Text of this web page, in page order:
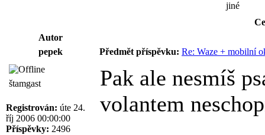
jiné
Autor
pepek
Předmět příspěvku: Re: Waze + mobilní
štamgast
Registrován: úte 24.
říj 2006 00:00:00
Příspěvky: 2496
Pak ale nesmíš
volantem